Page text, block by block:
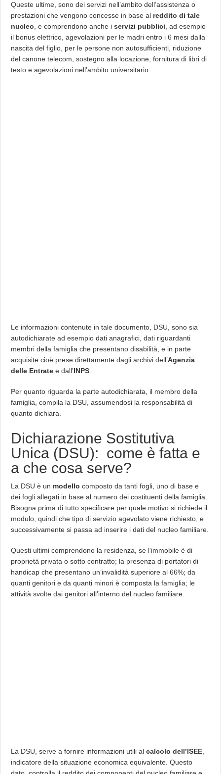
Queste ultime, sono dei servizi nell’ambito dell’assistenza o
prestazioni che vengono concesse in base al reddito di tale
nucleo , e comprendono anche iservizi pubblici , ad esempio
il bonus elettrico, agevolazioni per le madri entro i 6 mesi dalla
nascita del figlio, per le persone non autosufficienti, riduzione
del canone telecom, sostegno alla locazione, fornitura di libri di
testo e agevolazioni nell’ambito universitario.
Le informazioni contenute in tale documento, DSU, sono sia
autodichiarate ad esempio dati anagrafici, dati riguardanti
membri della famiglia che presentano disabilità, e in parte
acquisite cioè prese direttamente dagli archivi dell’Agenzia
delle Entratee dall’INPS
Per quanto riguarda la parte autodichiarata, il membro della
famiglia, compila la DSU, assumendosi la responsabilità di
quanto dichiara.
Dichiarazione Sostitutiva
Unica (DSU): come è fatta e
a che cosa serve?
La DSU è un modello composto da tanti fogli, uno di base e
dei fogli allegati in base al numero dei costituenti della famiglia.
Bisogna prima di tutto specificare per quale motivo si richiede il
modulo, quindi che tipo di servizio agevolato viene richiesto, e
successivamente si passa ad inserire i dati del nucleo familiare.
Questi ultimi comprendono la residenza, se l’immobile è di
proprietà privata o sotto contratto; la presenza di portatori di
handicap che presentano un’invalidità superiore al 66%; da
quanti genitori e da quanti minori è composta la famiglia; le
attività svolte dai genitori all’interno del nucleo familiare.
La DSU, serve a fornire informazioni utili alcalcolo dell’ISEE
indicatore della situazione economica equivalente. Questo